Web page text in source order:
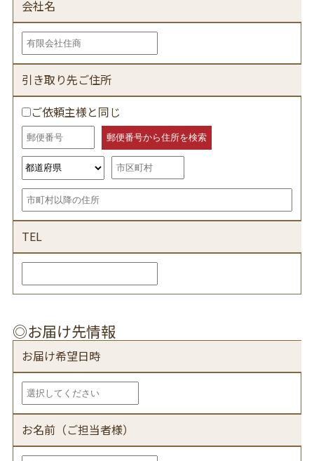
会社名
引き取り先ご住所
ご依頼主様と同じ
TEL
◎お届け先情報
お届け希望日時
お名前（ご担当者様）